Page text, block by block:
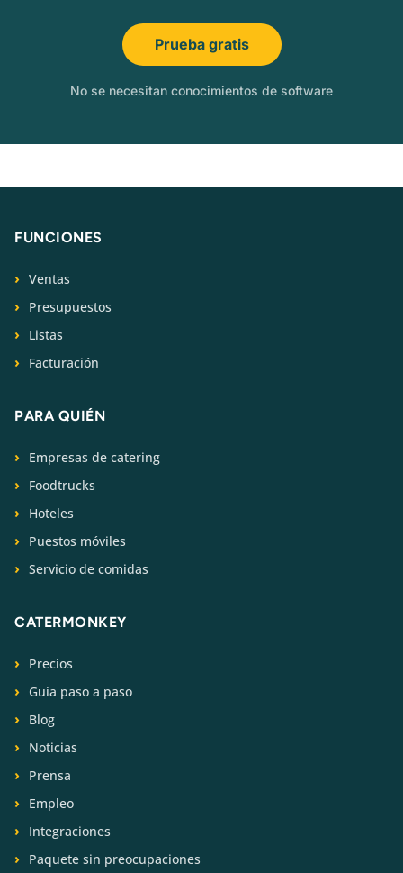
Prueba gratis
No se necesitan conocimientos de software
FUNCIONES
Ventas
Presupuestos
Listas
Facturación
PARA QUIÉN
Empresas de catering
Foodtrucks
Hoteles
Puestos móviles
Servicio de comidas
CATERMONKEY
Precios
Guía paso a paso
Blog
Noticias
Prensa
Empleo
Integraciones
Paquete sin preocupaciones